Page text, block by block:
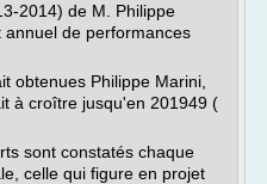
2014) de M. Philippe
de performances
obtenues Philippe Marini,
à croître jusqu'en 201949 (
sont constatés chaque
celle qui figure en projet